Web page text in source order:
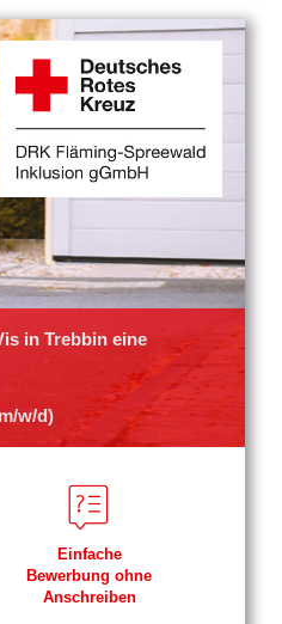
in Trebbin eine
w/d)
Einfache
Bewerbung ohne
Anschreiben